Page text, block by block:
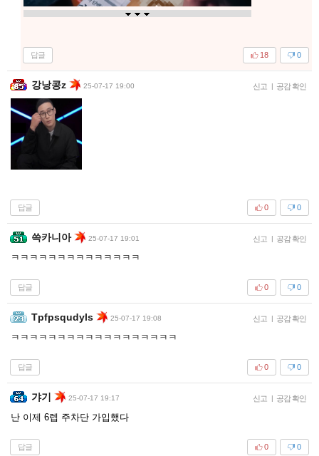
답글 0
18
강낭콩z 25-07-17 19:00 신고 | 공감 확인
답글 0
0
쓱카니아 25-07-17 19:01 신고 | 공감 확인
ㅋㅋㅋㅋㅋㅋㅋㅋㅋㅋㅋㅋㅋㅋ
답글 0
0
Tpfpsqudyls 25-07-17 19:08 신고 | 공감 확인
ㅋㅋㅋㅋㅋㅋㅋㅋㅋㅋㅋㅋㅋㅋㅋㅋㅋㅋ
답글 0
0
갸기 25-07-17 19:17 신고 | 공감 확인
난 이제 6렙 주차단 가입했다
답글 0
0